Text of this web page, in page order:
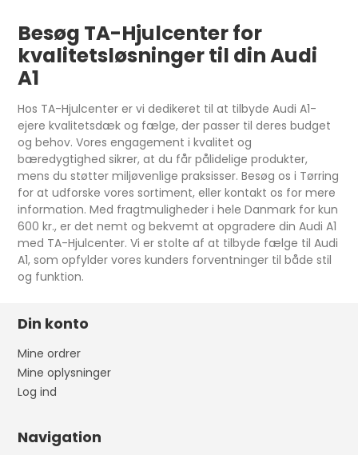
Besøg TA-Hjulcenter for
kvalitetsløsninger til din Audi
A1
Hos TA-Hjulcenter er vi dedikeret til at tilbyde Audi A1-
ejere kvalitetsdæk og fælge, der passer til deres budget
og behov. Vores engagement i kvalitet og
bæredygtighed sikrer, at du får pålidelige produkter,
mens du støtter miljøvenlige praksisser. Besøg os i Tørring
for at udforske vores sortiment, eller kontakt os for mere
information. Med fragtmuligheder i hele Danmark for kun
600 kr., er det nemt og bekvemt at opgradere din Audi A1
med TA-Hjulcenter. Vi er stolte af at tilbyde fælge til Audi
A1, som opfylder vores kunders forventninger til både stil
og funktion.
Din konto
Mine ordrer
Mine oplysninger
Log ind
Navigation